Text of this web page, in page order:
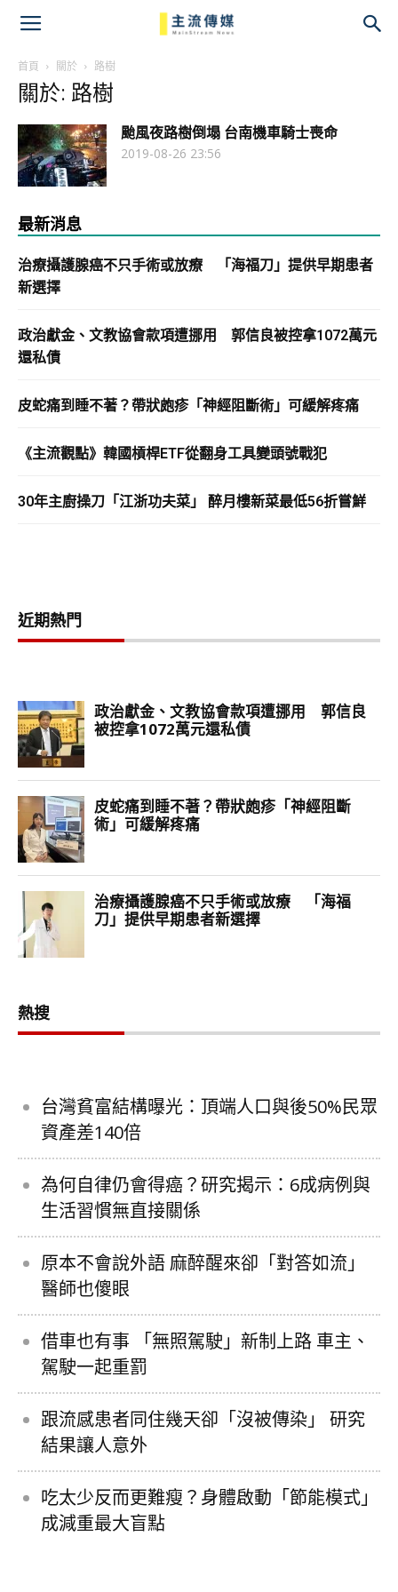
首頁 關於 路樹
關於: 路樹
颱風夜路樹倒塌 台南機車騎士喪命
2019-08-26 23:56
最新消息
治療攝護腺癌不只手術或放療 「海福刀」提供早期患者
新選擇
政治獻金、文教協會款項遭挪用 郭信良被控拿1072萬元
還私債
皮蛇痛到睡不著？帶狀皰疹「神經阻斷術」可緩解疼痛
《主流觀點》韓國槓桿ETF從翻身工具變頭號戰犯
30年主廚操刀「江浙功夫菜」 醉月樓新菜最低56折嘗鮮
近期熱門
熱搜
台灣貧富結構曝光：頂端人口與後50%民眾
資產差140倍
為何自律仍會得癌？研究揭示：6成病例與
生活習慣無直接關係
原本不會說外語 麻醉醒來卻「對答如流」
醫師也傻眼
借車也有事 「無照駕駛」新制上路 車主、
駕駛一起重罰
跟流感患者同住幾天卻「沒被傳染」 研究
結果讓人意外
吃太少反而更難瘦？身體啟動「節能模式」
成減重最大盲點